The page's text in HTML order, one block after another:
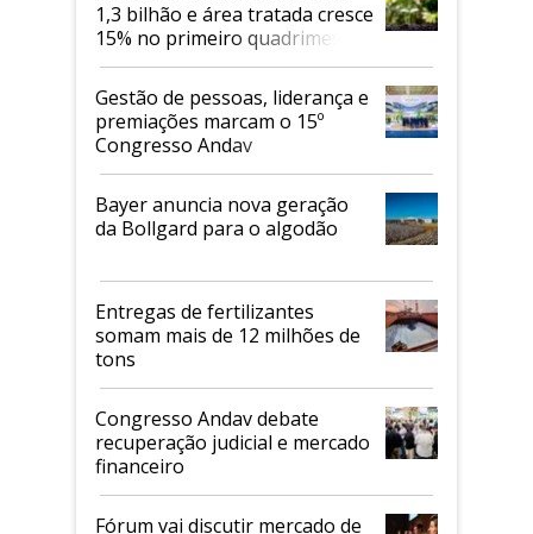
1,3 bilhão e área tratada cresce
15% no primeiro quadrimestre
de 2026
Gestão de pessoas, liderança e
premiações marcam o 15º
Congresso Andav
Bayer anuncia nova geração
da Bollgard para o algodão
Entregas de fertilizantes
somam mais de 12 milhões de
tons
Congresso Andav debate
recuperação judicial e mercado
financeiro
Fórum vai discutir mercado de